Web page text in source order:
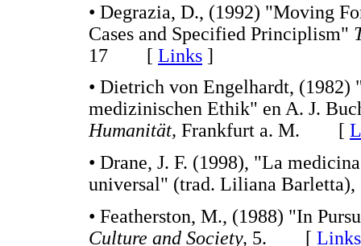
• Degrazia, D., (1992) "Moving
Cases and Specified Principlism"
17 [ Links ]
• Dietrich von Engelhardt, (1982)
medizinischen Ethik" en A. J.
Humanität, Frankfurt a. M. [
• Drane, J. F. (1998), "La
universal" (trad. Liliana
• Featherston, M., (1988) "In
Culture and Society, 5. [ Links